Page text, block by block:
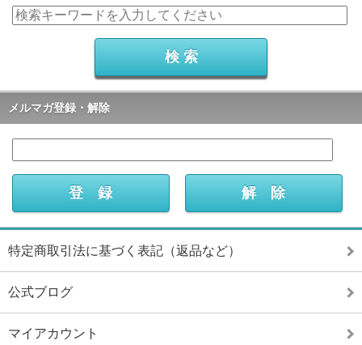
メルマガ登録・解除
特定商取引法に基づく表記（返品など）
公式ブログ
マイアカウント